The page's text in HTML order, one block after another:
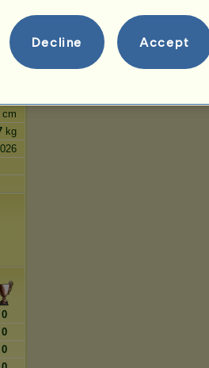
cm
kg
0
0
0
Decline Accept